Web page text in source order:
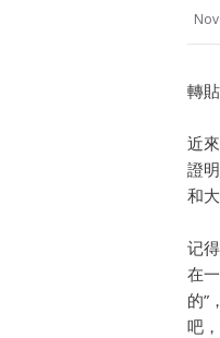
轉貼
近
證
和
记
在
的”
吧